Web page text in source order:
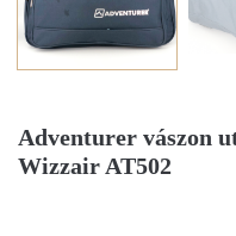
Adventurer vászon
Wizzair AT502